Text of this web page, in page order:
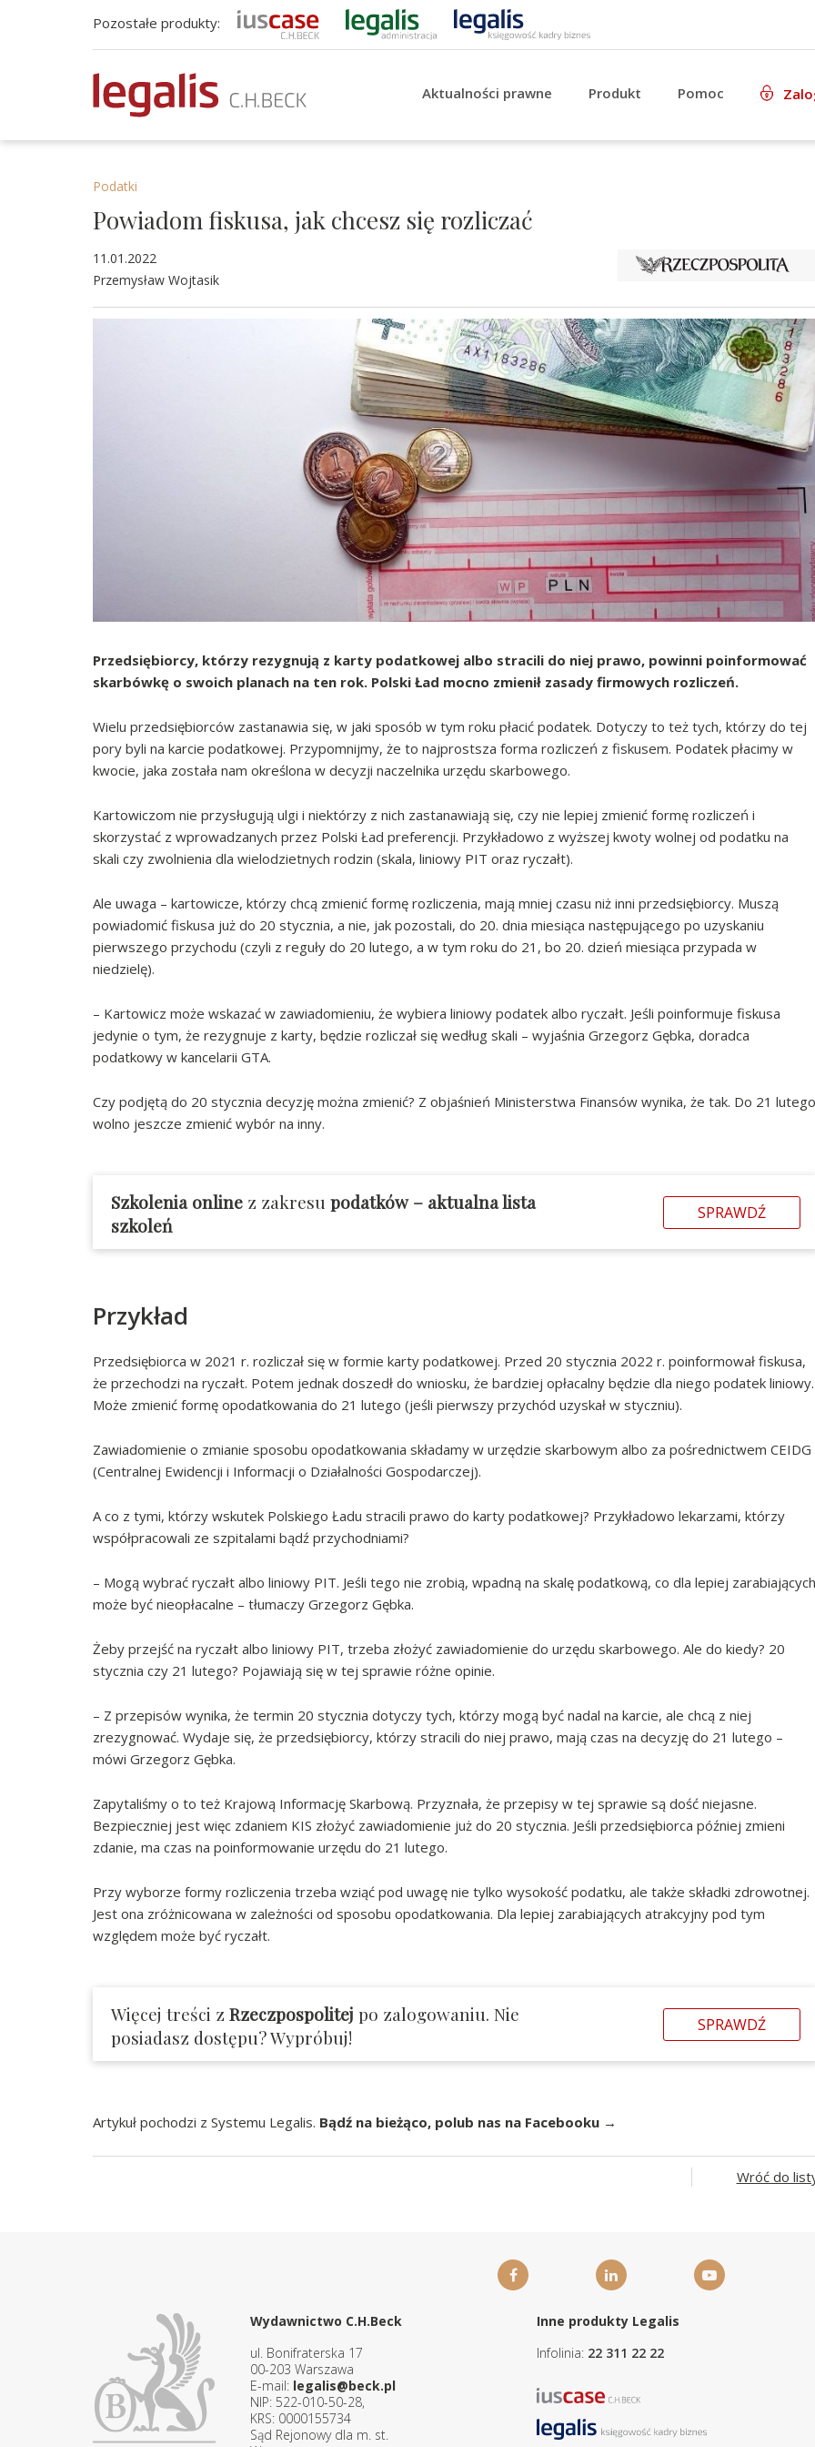
Pozostałe produkty:
Aktualności prawne Produkt Pomoc
Podatki
Powiadom fiskusa, jak chcesz się rozliczać
11.01.2022
Przemysław Wojtasik
Przedsiębiorcy, którzy rezygnują z karty podatkowej albo stracili do niej prawo, powinni poinformować
skarbówkę o swoich planach na ten rok. Polski Ład mocno zmienił zasady firmowych rozliczeń.
Wielu przedsiębiorców zastanawia się, w jaki sposób w tym roku płacić podatek. Dotyczy to też tych, którzy do tej
pory byli na karcie podatkowej. Przypomnijmy, że to najprostsza forma rozliczeń z fiskusem. Podatek płacimy w
kwocie, jaka została nam określona w decyzji naczelnika urzędu skarbowego.
Kartowiczom nie przysługują ulgi i niektórzy z nich zastanawiają się, czy nie lepiej zmienić formę rozliczeń i
skorzystać z wprowadzanych przez Polski Ład preferencji. Przykładowo z wyższej kwoty wolnej od podatku na
skali czy zwolnienia dla wielodzietnych rodzin (skala, liniowy PIT oraz ryczałt).
Ale uwaga – kartowicze, którzy chcą zmienić formę rozliczenia, mają mniej czasu niż inni przedsiębiorcy. Muszą
powiadomić fiskusa już do 20 stycznia, a nie, jak pozostali, do 20. dnia miesiąca następującego po uzyskaniu
pierwszego przychodu (czyli z reguły do 20 lutego, a w tym roku do 21, bo 20. dzień miesiąca przypada w
niedzielę).
– Kartowicz może wskazać w zawiadomieniu, że wybiera liniowy podatek albo ryczałt. Jeśli poinformuje fiskusa
jedynie o tym, że rezygnuje z karty, będzie rozliczał się według skali – wyjaśnia Grzegorz Gębka, doradca
podatkowy w kancelarii GTA.
Czy podjętą do 20 stycznia decyzję można zmienić? Z objaśnień Ministerstwa Finansów wynika, że tak. Do 21 lutego
wolno jeszcze zmienić wybór na inny.
Szkolenia online z zakresu podatków– aktualna lista
szkoleń
SPRAWDŹ
Przykład
Przedsiębiorca w 2021 r. rozliczał się w formie karty podatkowej. Przed 20 stycznia 2022 r. poinformował fiskusa,
że przechodzi na ryczałt. Potem jednak doszedł do wniosku, że bardziej opłacalny będzie dla niego podatek liniowy.
Może zmienić formę opodatkowania do 21 lutego (jeśli pierwszy przychód uzyskał w styczniu).
Zawiadomienie o zmianie sposobu opodatkowania składamy w urzędzie skarbowym albo za pośrednictwem CEIDG
(Centralnej Ewidencji i Informacji o Działalności Gospodarczej).
A co z tymi, którzy wskutek Polskiego Ładu stracili prawo do karty podatkowej? Przykładowo lekarzami, którzy
współpracowali ze szpitalami bądź przychodniami?
– Mogą wybrać ryczałt albo liniowy PIT. Jeśli tego nie zrobią, wpadną na skalę podatkową, co dla lepiej zarabiających
może być nieopłacalne – tłumaczy Grzegorz Gębka.
Żeby przejść na ryczałt albo liniowy PIT, trzeba złożyć zawiadomienie do urzędu skarbowego. Ale do kiedy? 20
stycznia czy 21 lutego? Pojawiają się w tej sprawie różne opinie.
– Z przepisów wynika, że termin 20 stycznia dotyczy tych, którzy mogą być nadal na karcie, ale chcą z niej
zrezygnować. Wydaje się, że przedsiębiorcy, którzy stracili do niej prawo, mają czas na decyzję do 21 lutego –
mówi Grzegorz Gębka.
Zapytaliśmy o to też Krajową Informację Skarbową. Przyznała, że przepisy w tej sprawie są dość niejasne.
Bezpieczniej jest więc zdaniem KIS złożyć zawiadomienie już do 20 stycznia. Jeśli przedsiębiorca później zmieni
zdanie, ma czas na poinformowanie urzędu do 21 lutego.
Przy wyborze formy rozliczenia trzeba wziąć pod uwagę nie tylko wysokość podatku, ale także składki zdrowotnej.
Jest ona zróżnicowana w zależności od sposobu opodatkowania. Dla lepiej zarabiających atrakcyjny pod tym
względem może być ryczałt.
Więcej treści z Rzeczpospolitej po zalogowaniu. Nie
posiadasz dostępu? Wypróbuj!
SPRAWDŹ
Artykuł pochodzi z Systemu Legalis. Bądź na bieżąco, polub nas na Facebooku →
Wróć do
Wydawnictwo C.H.Beck
ul. Bonifraterska 17
00-203 Warszawa
E-mail: legalis@beck.pl
NIP: 522-010-50-28,
KRS: 0000155734
Sąd Rejonowy dla m. st.
Inne produkty Legalis
Infolinia: 22 311 22 22